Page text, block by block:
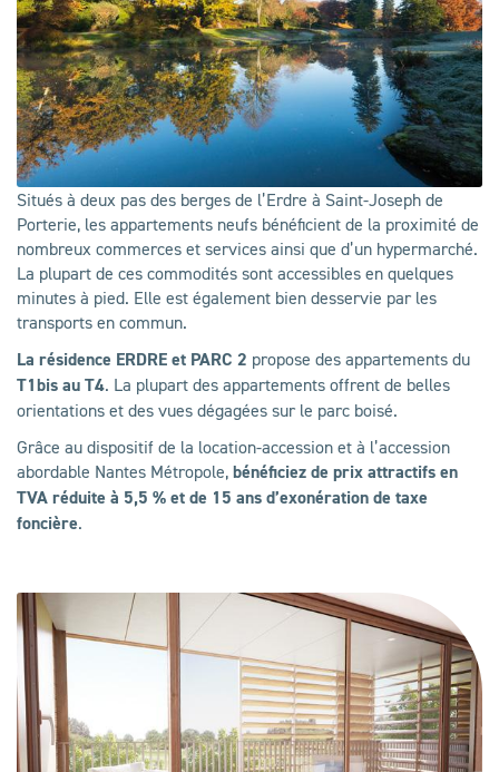
Situés à deux pas des berges de l’Erdre à Saint-Joseph de
Porterie, les appartements neufs bénéficient de la proximité de
nombreux commerces et services ainsi que d’un hypermarché.
La plupart de ces commodités sont accessibles en quelques
minutes à pied. Elle est également bien desservie par les
transports en commun.
La résidence ERDRE et PARC 2 propose des appartements du
T1bis au T4. La plupart des appartements offrent de belles
orientations et des vues dégagées sur le parc boisé.
Grâce au dispositif de la location-accession et à l’accession
abordable Nantes Métropole, bénéficiez de prix attractifs en
TVA réduite à 5,5 % et de 15 ans d’exonération de taxe
foncière.